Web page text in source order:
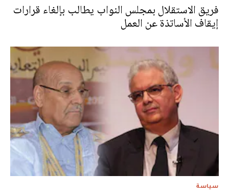
فريق الاستقلال بمجلس النواب يطالب بإلغاء قرارات
إيقاف الأساتذة عن العمل
سياسة